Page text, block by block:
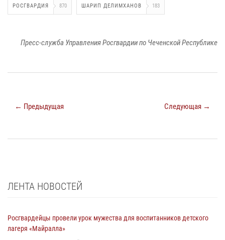
РОСГВАРДИЯ 870 ШАРИП ДЕЛИМХАНОВ 183
Пресс-служба Управления Росгвардии по Чеченской Республике
← Предыдущая Следующая →
ЛЕНТА НОВОСТЕЙ
Росгвардейцы провели урок мужества для воспитанников детского
лагеря «Майралла»